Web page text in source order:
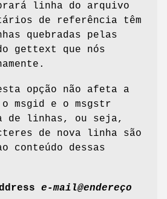
linha do arquivo
de referência têm
quebradas pelas
gettext que nós
opção não afeta a
o msgid e o msgstr
de linhas, ou seja,
de nova linha são
conteúdo dessas
e-mail@endereço